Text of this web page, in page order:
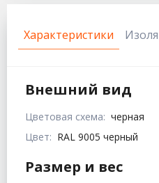
Характеристики
Внешний вид
Цветовая схема: черная
Цвет: RAL 9005 черный
Размер и вес